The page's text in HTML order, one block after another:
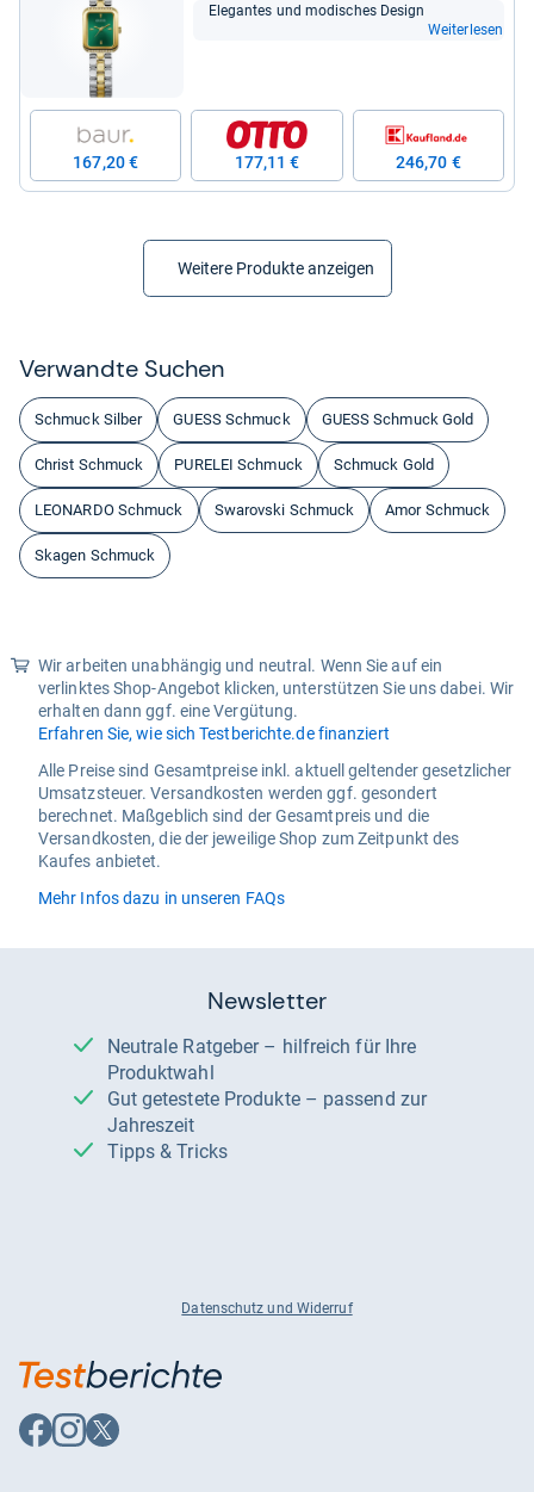
Ele­gan­tes und modi­sches Design
Weiterlesen
167,20 € 177,11 € 246,70 €
Weitere Produkte anzeigen
Ver­wandte Suchen
Schmuck Silber GUESS Schmuck GUESS Schmuck Gold
Christ Schmuck PURELEI Schmuck Schmuck Gold
LEONARDO Schmuck Swarovski Schmuck Amor Schmuck
Skagen Schmuck
Wir arbeiten unabhängig und neutral. Wenn Sie auf ein
verlinktes Shop-Angebot klicken, unterstützen Sie uns dabei. Wir
erhalten dann ggf. eine Vergütung.
Erfahren Sie, wie sich Testberichte.de finanziert
Alle Preise sind Gesamtpreise inkl. aktuell geltender gesetzlicher
Umsatzsteuer. Versandkosten werden ggf. gesondert
berechnet. Maßgeblich sind der Gesamtpreis und die
Versandkosten, die der jeweilige Shop zum Zeitpunkt des
Kaufes anbietet.
Mehr Infos dazu in unseren FAQs
Newsletter
Neutrale Ratgeber – hilfreich für Ihre
Produktwahl
Gut getestete Produkte – passend zur
Jahreszeit
Tipps & Tricks
Datenschutz und Widerruf
Auf
Facebook
Auf
Instagram
Auf
X